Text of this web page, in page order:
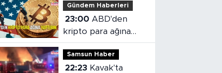
Gündem Haberleri
23:00 ABD'den
kripto para ağına
yaptırım
Samsun Haber
22:23